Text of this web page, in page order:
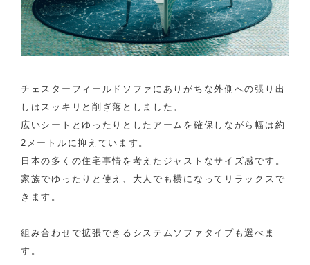
チェスターフィールドソファにありがちな外側への張り出
しはスッキリと削ぎ落としました。
広いシートとゆったりとしたアームを確保しながら幅は約
2メートルに抑えています。
日本の多くの住宅事情を考えたジャストなサイズ感です。
家族でゆったりと使え、大人でも横になってリラックスで
きます。
組み合わせで拡張できるシステムソファタイプも選べま
す。